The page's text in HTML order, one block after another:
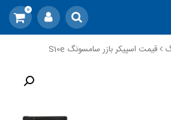
0
قیمت اسپیکر بازر سامسونگ S10e